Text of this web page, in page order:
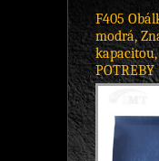
F405
modrá,
kapacitou,
POTREBY